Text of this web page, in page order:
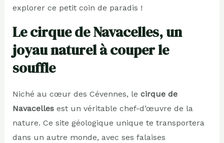
explorer ce petit coin de paradis !
Le cirque de Navacelles, un
joyau naturel à couper le
souffle
Niché au cœur des Cévennes, le cirque de
Navacellesest un véritable chef-d’œuvre de la
nature. Ce site géologique unique te transportera
dans un autre monde, avec ses falaises